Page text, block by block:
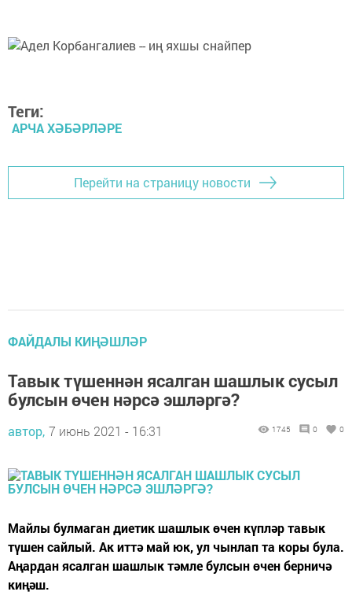
Теги:
АРЧА ХӘБӘРЛӘРЕ
Перейти на страницу новости
ФАЙДАЛЫ КИҢӘШЛӘР
Тавык түшеннән ясалган шашлык сусыл
булсын өчен нәрсә эшләргә?
автор, 7 июнь 2021 - 16:31 1745 0 0
Майлы булмаган диетик шашлык өчен күпләр тавык
түшен сайлый. Ак иттә май юк, ул чынлап та коры була.
Аңардан ясалган шашлык тәмле булсын өчен берничә
киңәш.